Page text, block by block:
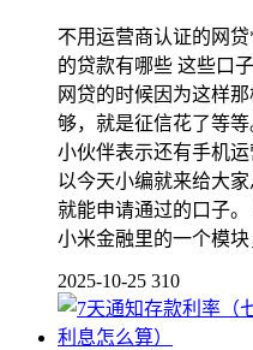
不用运营商认证的网
的贷款有哪些 这些口
网贷的时候因为这样
够，就是征信花了等
小伙伴表示还有手机
以今天小编就来给大
就能申请通过的口子
小米金融里的一个模
2025-10-25 310